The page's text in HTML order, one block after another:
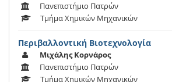
Πανεπιστήμιο Πατρών
Τμήμα Χημικών Μηχανικών
Περιβαλλοντική Βιοτεχνολογία
Μιχάλης Κορνάρος
Πανεπιστήμιο Πατρών
Τμήμα Χημικών Μηχανικών